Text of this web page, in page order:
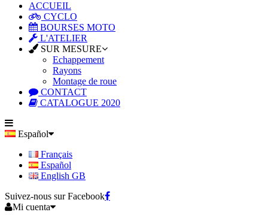
ACCUEIL
CYCLO
BOURSES MOTO
L'ATELIER
SUR MESURE
Echappement
Rayons
Montage de roue
CONTACT
CATALOGUE 2020
Español
Français
Español
English GB
Suivez-nous sur Facebook
Mi cuenta